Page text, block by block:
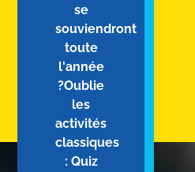
se
souviendront
toute
l'année
?Oublie
les
activités
classiques
: Quiz